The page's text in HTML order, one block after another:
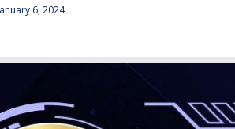
6, 2024